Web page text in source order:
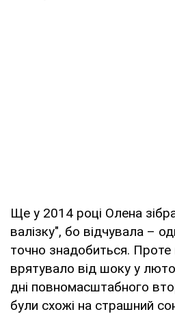
Ще у 2014 році Олена
валізку", бо відчувала –
точно знадобиться. Проте
врятувало від шоку у
дні повномасштабного
були схожі на страшний